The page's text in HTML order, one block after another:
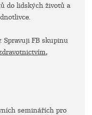
do lidských životů a
. Spravuji FB skupinu
seminářích pro